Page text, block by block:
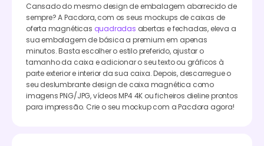
Cansado do mesmo design de embalagem aborrecido de
sempre? A Pacdora, com os seus mockups de caixas de
oferta magnéticas quadradas abertas e fechadas, eleva a
sua embalagem de básica a premium em apenas
minutos. Basta escolher o estilo preferido, ajustar o
tamanho da caixa e adicionar o seu texto ou gráficos à
parte exterior e interior da sua caixa. Depois, descarregue o
seu deslumbrante design de caixa magnética como
imagens PNG/JPG, vídeos MP4 4K ou ficheiros dieline prontos
para impressão. Crie o seu mockup com a Pacdora agora!